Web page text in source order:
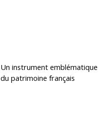
Un instrument emblématique
du patrimoine français